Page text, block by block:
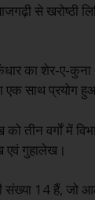
से खरोष्ठी
कंधार का शेर-ए-
एक साथ प्रयोग
तीन वर्गों में
गुहालेख।
संख्या 14 हैं, जो